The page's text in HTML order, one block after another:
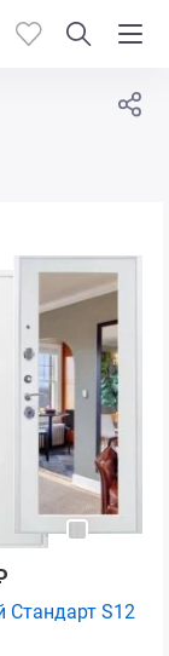
Стандарт S12